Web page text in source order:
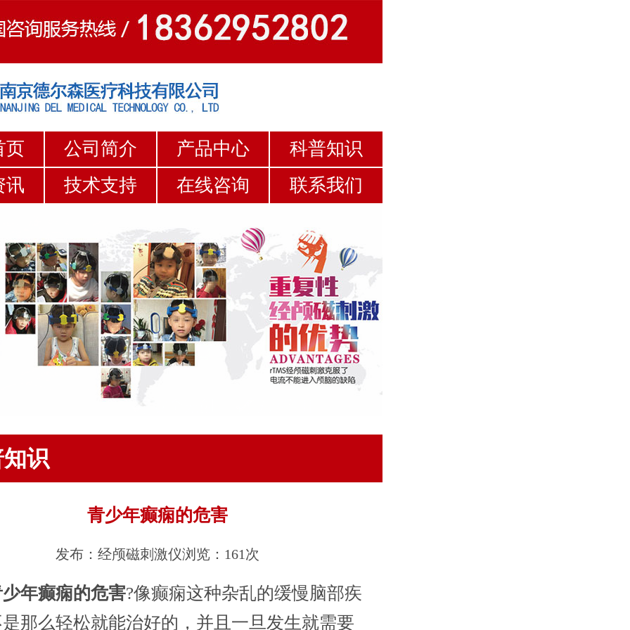
页 公司简介 产品中心
科普知识
讯
技术支持 在线咨询 联系我们
识
青少年癫痫的危害
发布：经颅磁刺激仪浏览：161次
年癫痫的危害?像癫痫这种杂乱的缓慢脑部疾
那么轻松就能治好的，并且一旦发生就需要